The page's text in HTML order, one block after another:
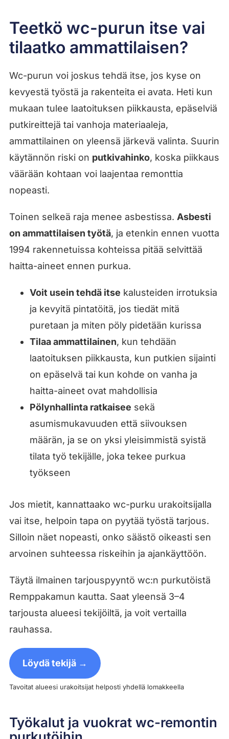
Teetkö wc-purun itse vai
tilaatko ammattilaisen?
Wc-purun voi joskus tehdä itse, jos kyse on
kevyestä työstä ja rakenteita ei avata. Heti kun
mukaan tulee laatoituksen piikkausta, epäselviä
putkireittejä tai vanhoja materiaaleja,
ammattilainen on yleensä järkevä valinta. Suurin
käytännön riski on putkivahinko, koska piikkaus
väärään kohtaan voi laajentaa remonttia
nopeasti.
Toinen selkeä raja menee asbestissa. Asbesti
on ammattilaisen työtä, ja etenkin ennen vuotta
1994 rakennetuissa kohteissa pitää selvittää
haitta-aineet ennen purkua.
Voit usein tehdä itse kalusteiden irrotuksia
ja kevyitä pintatöitä, jos tiedät mitä
puretaan ja miten pöly pidetään kurissa
Tilaa ammattilainen, kun tehdään
laatoituksen piikkausta, kun putkien sijainti
on epäselvä tai kun kohde on vanha ja
haitta-aineet ovat mahdollisia
Pölynhallinta ratkaisee sekä
asumismukavuuden että siivouksen
määrän, ja se on yksi yleisimmistä syistä
tilata työ tekijälle, joka tekee purkua
työkseen
Jos mietit, kannattaako wc-purku urakoitsijalla
vai itse, helpoin tapa on pyytää työstä tarjous.
Silloin näet nopeasti, onko säästö oikeasti sen
arvoinen suhteessa riskeihin ja ajankäyttöön.
Täytä ilmainen tarjouspyyntö wc:n purkutöistä
Remppakamun kautta. Saat yleensä 3–4
tarjousta alueesi tekijöiltä, ja voit vertailla
rauhassa.
Löydä tekijä →
Tavoitat alueesi urakoitsijat helposti yhdellä lomakkeella
Työkalut ja vuokrat wc-remontin